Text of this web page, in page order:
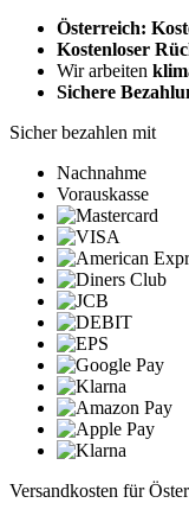
Österreich:
Kostenloser
Wir arbeiten
Sichere
Sicher bezahlen mit
Nachnahme
Vorauskasse
Versandkosten für